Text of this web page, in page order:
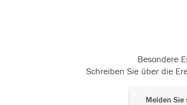
Besondere
Schreiben Sie über die
Melden Sie